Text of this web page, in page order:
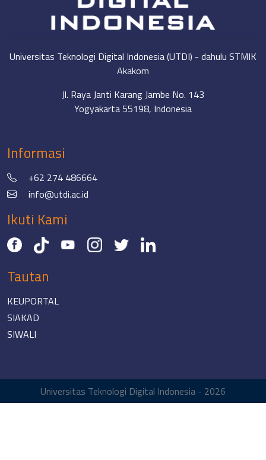
Universitas Teknologi Digital Indonesia (UTDI) - dahulu STMIK
Akakom
Jl. Raya Janti Karang Jambe No. 143
Yogyakarta 55198, Indonesia
Informasi
+62 274 486664
info@utdi.ac.id
Ikuti Kami
Tautan
KEUPORTAL
SIAKAD
SIWALI
Universitas Teknologi Digital Indonesia - 2026